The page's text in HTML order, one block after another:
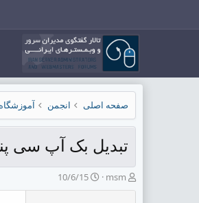
صفحه اصلی انجمن آموزشگاه
تبدیل بک آپ سی
ش
ر
msm
ت
ا
10/6/15